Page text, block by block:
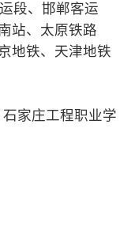
段、邯郸客运
站、太原铁路
地铁、天津地铁
家庄工程职业学